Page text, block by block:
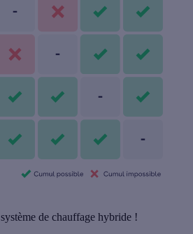
de chauffage hybride !